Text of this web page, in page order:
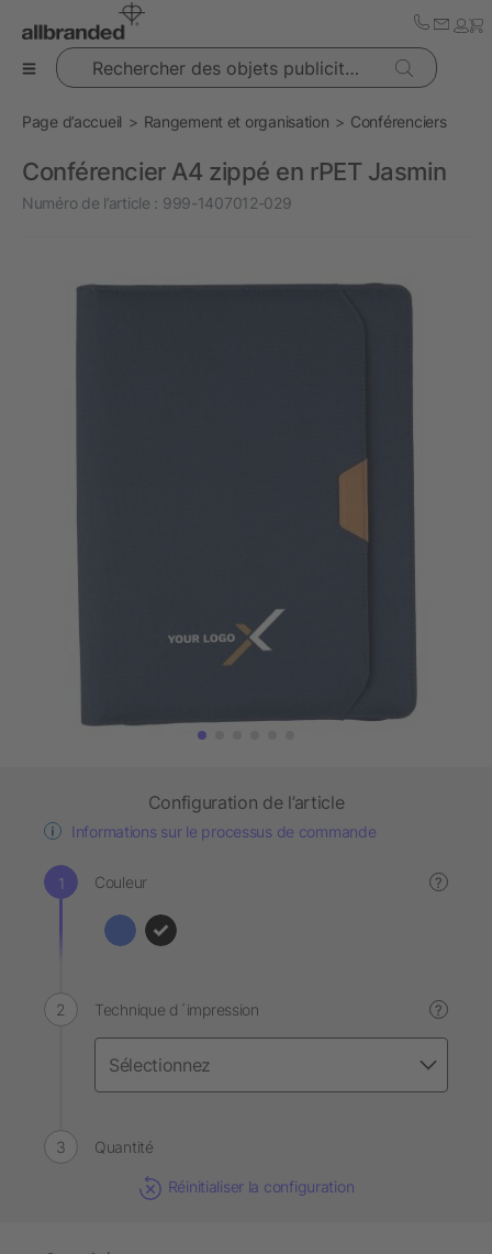
Rechercher des objets publicitaires
Page d’accueil Rangement et organisation Conférenciers
Conférencier A4 zippé en rPET Jasmin
Numéro de l’article : 999-1407012-029
Configuration de l’article
Informations sur le processus de commande
Couleur ?
Technique d´impression ?
Quantité
Réinitialiser la configuration